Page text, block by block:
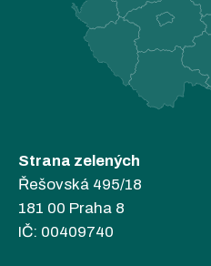
Strana zelených
Řešovská 495/18
181 00 Praha 8
IČ: 00409740